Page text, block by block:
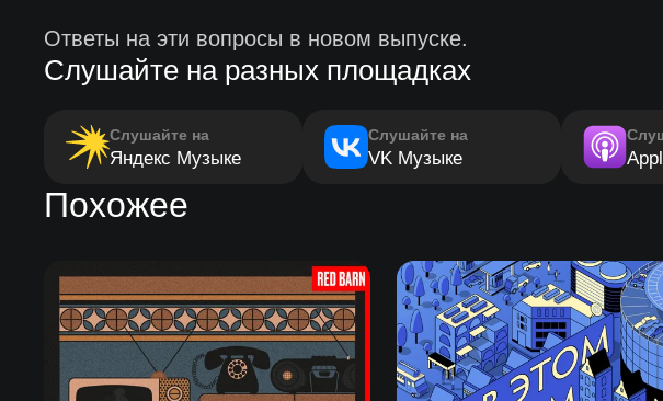
Ответы на эти вопросы в новом выпуске.
Слушайте на разных площадках
Слушайте на
Яндекс Музыке
Слушайте на
VK Музыке
Похожее